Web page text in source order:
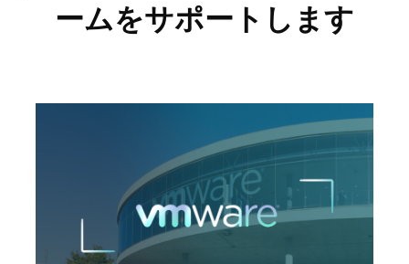
ームをサポートします